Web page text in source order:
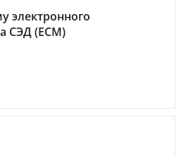
электронного
СЭД (ECM)